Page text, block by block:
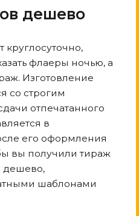
дешево
круглосуточно,
флаеры ночью, а
Изготовление
со строгим
отпечатанного
в
его оформления
вы получили тираж
дешево,
шаблонами